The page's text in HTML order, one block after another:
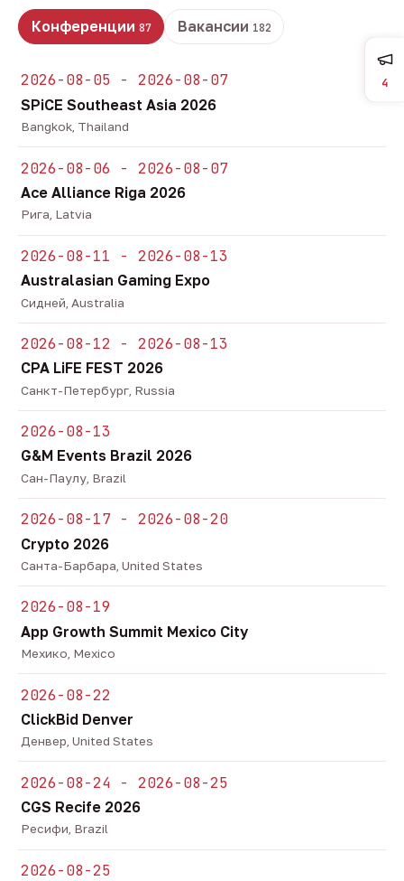
Конференции 87 Вакансии 182
2026-08-05 - 2026-08-07
SPiCE Southeast Asia 2026
Bangkok, Thailand
2026-08-06 - 2026-08-07
Ace Alliance Riga 2026
Рига, Latvia
2026-08-11 - 2026-08-13
Australasian Gaming Expo
Сидней, Australia
2026-08-12 - 2026-08-13
CPA LiFE FEST 2026
Санкт-Петербург, Russia
2026-08-13
G&M Events Brazil 2026
Сан-Паулу, Brazil
2026-08-17 - 2026-08-20
Crypto 2026
Санта-Барбара, United States
2026-08-19
App Growth Summit Mexico City
Мехико, Mexico
2026-08-22
ClickBid Denver
Денвер, United States
2026-08-24 - 2026-08-25
CGS Recife 2026
Ресифи, Brazil
2026-08-25
4